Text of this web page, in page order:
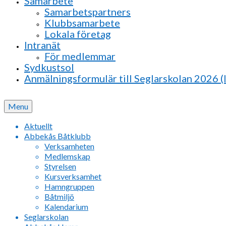
Samarbetspartners
Klubbsamarbete
Lokala företag
Intranät
För medlemmar
Sydkustsol
Anmälningsformulär till Seglarskolan 2026
Menu
Aktuellt
Abbekås Båtklubb
Verksamheten
Medlemskap
Styrelsen
Kursverksamhet
Hamngruppen
Båtmiljö
Kalendarium
Seglarskolan